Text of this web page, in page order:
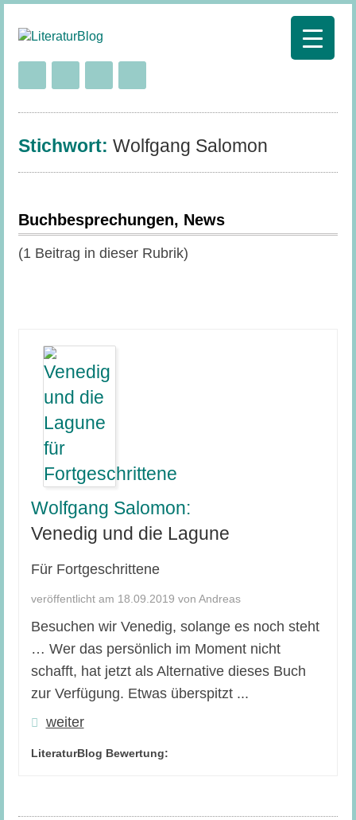
Stichwort: Wolfgang Salomon
Buchbesprechungen, News
(1 Beitrag in dieser Rubrik)
Wolfgang Salomon:
Venedig und die Lagune
Für Fortgeschrittene
veröffentlicht am 18.09.2019 von Andreas
Besuchen wir Venedig, solange es noch steht
… Wer das persönlich im Moment nicht
schafft, hat jetzt als Alternative dieses Buch
zur Verfügung. Etwas überspitzt ...
weiter
LiteraturBlog Bewertung: